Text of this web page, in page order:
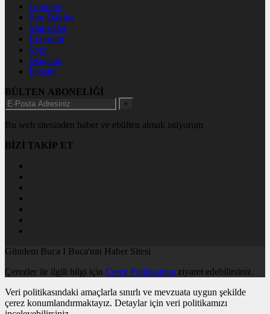
Gündem
Son Dakika
Manşetler
Ekonomi
Spor
Magazin
İletişim
BÜLTEN ABONELİĞİ
+
Bu web sitesinden haber ve ebülten almak istiyorum
BİZİ TAKİP ET
Gündem Buca I Buca'nın Haber Sitesi
Çerezler ile ilgili bilgi için Çerez Politikamızı ziyaret edebilirsiniz.
Veri politikasındaki amaçlarla sınırlı ve mevzuata uygun şekilde
çerez konumlandırmaktayız. Detaylar için veri politikamızı